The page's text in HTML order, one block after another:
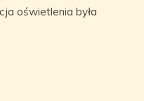
oświetlenia była